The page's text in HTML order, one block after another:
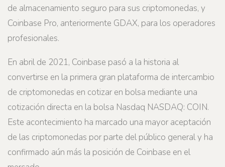
de almacenamiento seguro para sus criptomonedas, y
Coinbase Pro, anteriormente GDAX, para los operadores
profesionales.
En abril de 2021, Coinbase pasó a la historia al
convertirse en la primera gran plataforma de intercambio
de criptomonedas en cotizar en bolsa mediante una
cotización directa en la bolsa Nasdaq NASDAQ: COIN.
Este acontecimiento ha marcado una mayor aceptación
de las criptomonedas por parte del público general y ha
confirmado aún más la posición de Coinbase en el